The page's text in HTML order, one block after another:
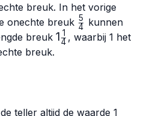
breuk. In het vorige
onechte breuk \frac{5}
{4}
4
5
kunnen
breuk 1\frac{1}
1 4
1 , waarbij 1 het
breuk.
teller altijd de waarde 1